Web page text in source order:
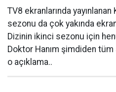
TV8 ekranlarında yayınlanan
sezonu da çok yakında
Dizinin ikinci sezonu için
Doktor Hanım şimdiden
o açıklama..